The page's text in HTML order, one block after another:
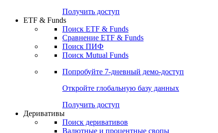
Попробуйте7-дневный
Откройте глобальную базу данных
Получить доступ
ETF & Funds
Сравнение ETF & Funds
Поиск Mutual Funds
Попробуйте7-дневный
Откройте глобальную базу данных